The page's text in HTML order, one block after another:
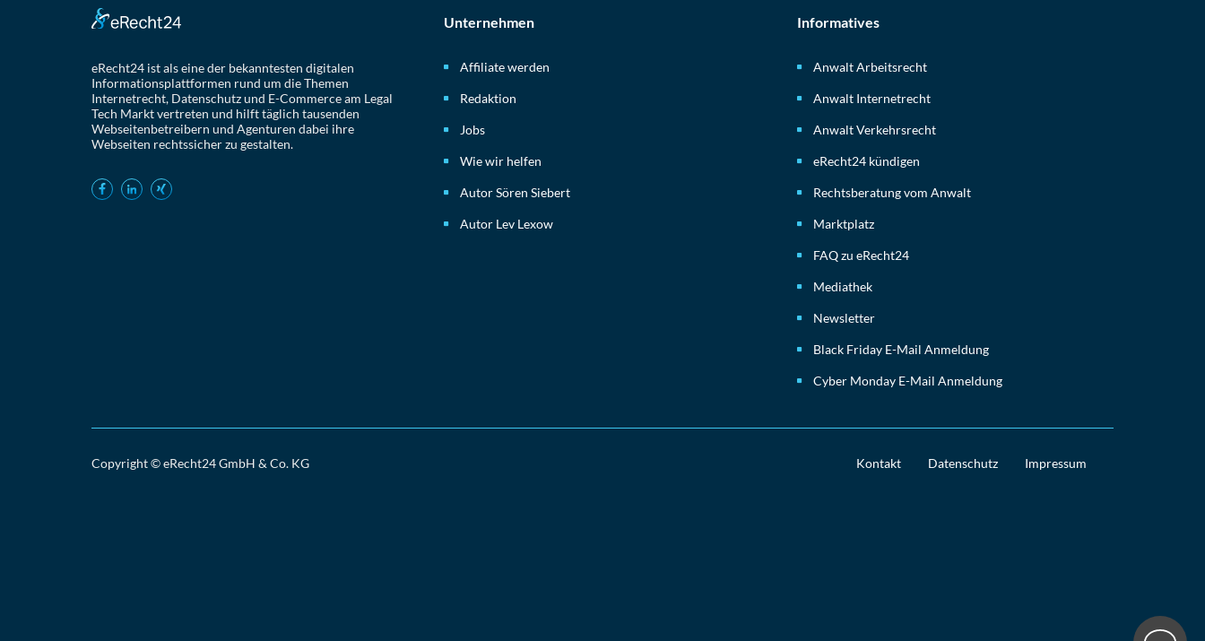
eRecht24 ist als eine der bekanntesten digitalen
Informationsplattformen rund um die Themen
Internetrecht, Datenschutz und E-Commerce am Legal
Tech Markt vertreten und hilft täglich tausenden
Webseitenbetreibern und Agenturen dabei ihre
Webseiten rechtssicher zu gestalten.
Unternehmen
Affiliate werden
Redaktion
Jobs
Wie wir helfen
Autor Sören Siebert
Autor Lev Lexow
Informatives
Anwalt Arbeitsrecht
Anwalt Internetrecht
Anwalt Verkehrsrecht
eRecht24 kündigen
Rechtsberatung vom Anwalt
Marktplatz
FAQ zu eRecht24
Mediathek
Newsletter
Black Friday E-Mail Anmeldung
Cyber Monday E-Mail Anmeldung
Kontakt Datenschutz Impressum
Copyright © eRecht24 GmbH & Co. KG